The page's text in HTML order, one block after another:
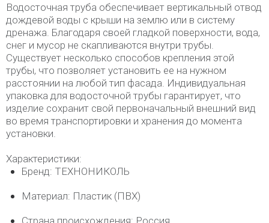
Водосточная труба обеспечивает вертикальный отвод
дождевой воды с крыши на землю или в систему
дренажа. Благодаря своей гладкой поверхности, вода,
снег и мусор не скапливаются внутри трубы.
Существует несколько способов крепления этой
трубы, что позволяет установить ее на нужном
расстоянии на любой тип фасада. Индивидуальная
упаковка для водосточной трубы гарантирует, что
изделие сохранит свой первоначальный внешний вид
во время транспортировки и хранения до момента
установки.
Характеристики:
Бренд: ТЕХНОНИКОЛЬ
Материал: Пластик (ПВХ)
Страна происхождения: Россия